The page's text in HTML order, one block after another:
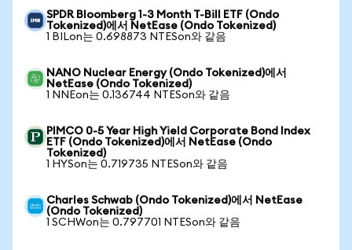
SPDR Bloomberg 1-3 Month T-Bill ETF (Ondo
Tokenized)에서 NetEase (Ondo Tokenized)
1 BILon는 0.698873 NTESon와 같음
NANO Nuclear Energy (Ondo Tokenized)에서
NetEase (Ondo Tokenized)
1 NNEon는 0.136744 NTESon와 같음
PIMCO 0-5 Year High Yield Corporate Bond Index
ETF (Ondo Tokenized)에서 NetEase (Ondo
Tokenized)
1 HYSon는 0.719735 NTESon와 같음
Charles Schwab (Ondo Tokenized)에서 NetEase
(Ondo Tokenized)
1 SCHWon는 0.797701 NTESon와 같음